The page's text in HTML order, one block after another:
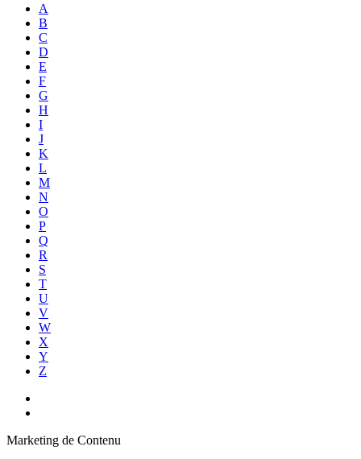
A
B
C
D
E
F
G
H
I
J
K
L
M
N
O
P
Q
R
S
T
U
V
W
X
Y
Z
Marketing de Contenu